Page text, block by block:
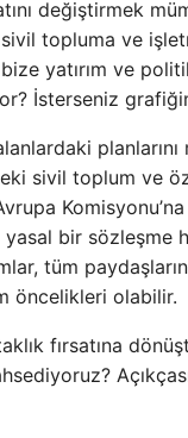
değiştirmek
topluma ve
yatırım ve
İsterseniz
planlarını
sivil toplum ve
bir sözleşme
tüm
öncelikleri olabilir.
fırsatına